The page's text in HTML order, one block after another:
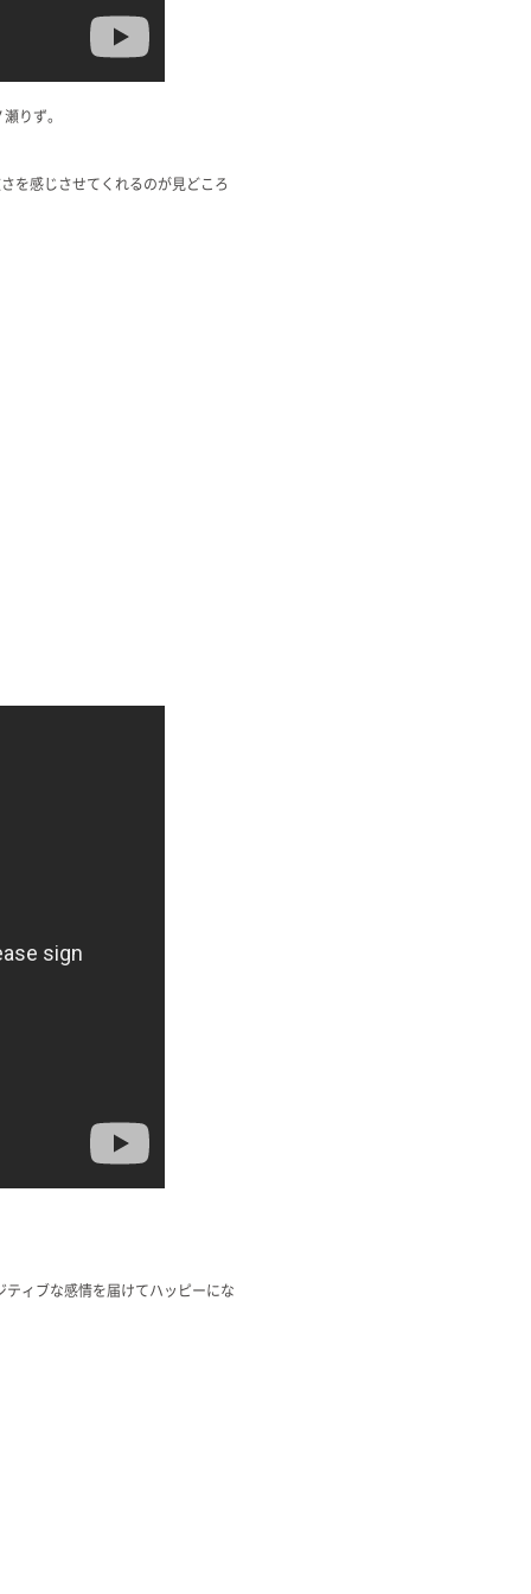
りず。
を感じさせてくれるのが見どころ
ィブな感情を届けてハッピーにな